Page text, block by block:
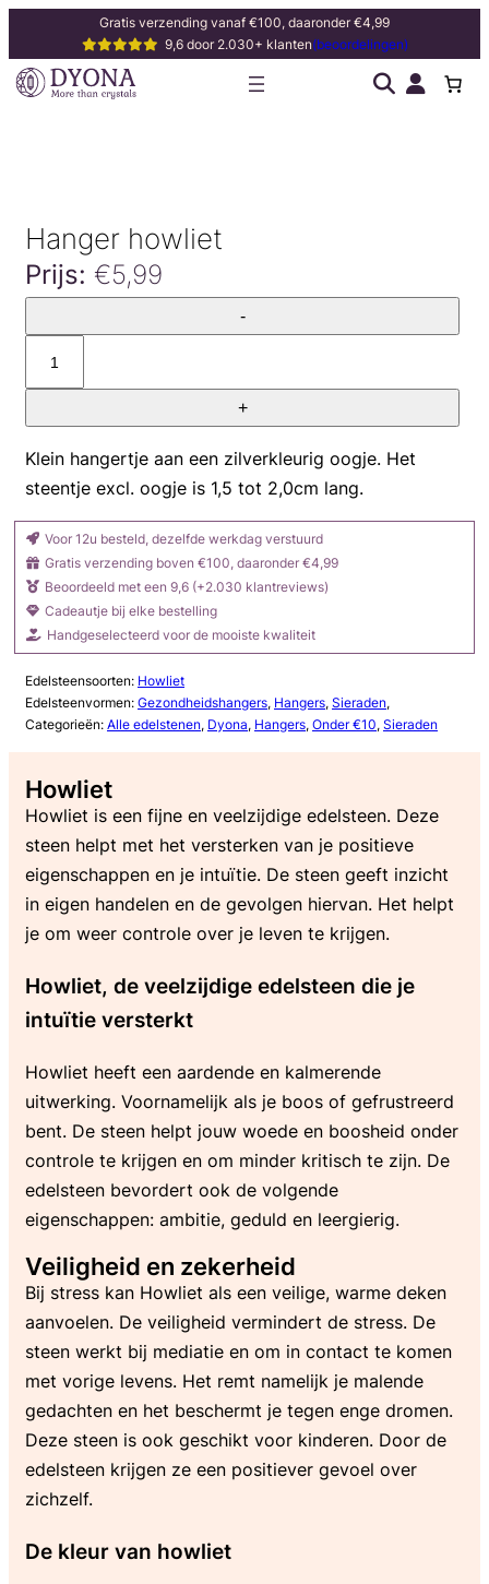
de
Gratis verzending vanaf €100, daaronder €4,99
9,6 door 2.030+ klanten(beoordelingen)
Hanger howliet
Prijs: €5,99
howliet
aantal
-
+
Klein hangertje aan een zilverkleurig oogje. Het
steentje excl. oogje is 1,5 tot 2,0cm lang.
Voor 12u besteld, dezelfde werkdag verstuurd
Gratis verzending boven €100, daaronder €4,99
Beoordeeld met een 9,6 (+2.030 klantreviews)
Cadeautje bij elke bestelling
Handgeselecteerd voor de mooiste kwaliteit
Edelsteensoorten: Howliet
Edelsteenvormen: Gezondheidshangers, Hangers, Sieraden,
Categorieën: Alle edelstenen, Dyona, Hangers, Onder €10, Sieraden
Howliet
Howliet is een fijne en veelzijdige edelsteen. Deze
steen helpt met het versterken van je positieve
eigenschappen en je intuïtie. De steen geeft inzicht
in eigen handelen en de gevolgen hiervan. Het helpt
je om weer controle over je leven te krijgen.
Howliet, de veelzijdige edelsteen die je
intuïtie versterkt
Howliet heeft een aardende en kalmerende
uitwerking. Voornamelijk als je boos of gefrustreerd
bent. De steen helpt jouw woede en boosheid onder
controle te krijgen en om minder kritisch te zijn. De
edelsteen bevordert ook de volgende
eigenschappen: ambitie, geduld en leergierig.
Veiligheid en zekerheid
Bij stress kan Howliet als een veilige, warme deken
aanvoelen. De veiligheid vermindert de stress. De
steen werkt bij mediatie en om in contact te komen
met vorige levens. Het remt namelijk je malende
gedachten en het beschermt je tegen enge dromen.
Deze steen is ook geschikt voor kinderen. Door de
edelsteen krijgen ze een positiever gevoel over
zichzelf.
De kleur van howliet